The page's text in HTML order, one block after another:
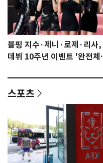
블핑 지수·제니·로제·리사,
데뷔 10주년 이벤트 '완전체'
스포츠